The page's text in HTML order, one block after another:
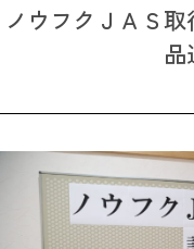
ノウフクＪＡＳ